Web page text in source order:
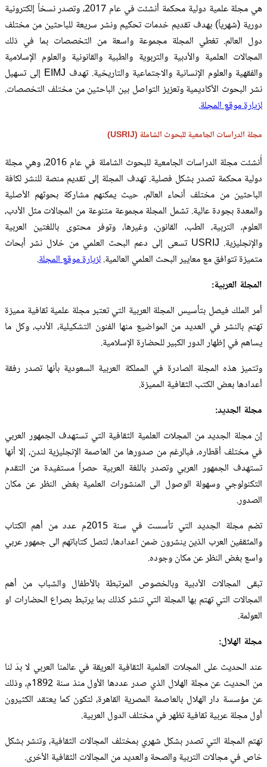
هي مجلة علمية دولية محكمة أنشئت في عام 2017، وتصدر نسخاً إلكترونية
دورية (شهرياً) بهدف تقديم خدمات تحكيم ونشر سريعة للباحثين من مختلف
دول العالم. تغطي المجلة مجموعة واسعة من التخصصات بما في ذلك
المجالات العلمية والأدبية والتربوية والطبية والقانونية والعلوم الإسلامية
والفقهية والعلوم الإنسانية والاجتماعية والتاريخية. تهدف EIMJ إلى تسهيل
نشر البحوث الأكاديمية وتعزيز التواصل بين الباحثين من مختلف التخصصات.
لزيارة موقع المجلة.
مجلة الدراسات الجامعية للبحوث الشاملة (USRIJ)
أُنشئت مجلة الدراسات الجامعية للبحوث الشاملة في عام 2016، وهي مجلة
دولية محكمة تصدر بشكل فصلية. تهدف المجلة إلى تقديم منصة للنشر لكافة
الباحثين من مختلف أنحاء العالم، حيث يمكنهم مشاركة بحوثهم الأصلية
والمعدة بجودة عالية. تشمل المجلة مجموعة متنوعة من المجالات مثل الأدب،
العلوم، التربية، الطب، القانون، وغيرها، وتوفر محتوى باللغتين العربية
والإنجليزية. USRIJ تسعى إلى دعم البحث العلمي من خلال نشر أبحاث
متميزة تتوافق مع معايير البحث العلمي العالمية.لزيارة موقع المجلة.
المجلة العربية:
أمر الملك فيصل بتأسيس المجلة العربية التي تعتبر مجلة علمية ثقافية مميزة
تهتم بالنشر في العديد من المواضيع منها الفنون التشكيلية، الأدب، وكل ما
يساهم في إظهار الدور الكبير للحضارة الإسلامية.
وتتميز هذه المجلة الصادرة في المملكة العربية السعودية بأنها تصدر رفقة
أعدادها بعض الكتب الثقافية المميزة.
مجلة الجديد:
إن مجلة الجديد من المجلات العلمية الثقافية التي تستهدف الجمهور العربي
في مختلف أقطاره، فبالرغم من صدورها من العاصمة الإنجليزية لندن، إلا أنها
تستهدف الجمهور العربي وتصدر باللغة العربية حصراً مستفيدة من التقدم
التكنولوجي وسهولة الوصول الى المنشورات العلمية بغض النظر عن مكان
الصدور.
تضم مجلة الجديد التي تأسست في سنة 2015م عدد من أهم الكتاب
والمثقفين العرب الذين ينشرون ضمن اعدادها، لتصل كتاباتهم الى جمهور عربي
واسع بغض النظر عن مكان وجوده.
تبقى المجالات الأدبية وبالخصوص المرتبطة بالأطفال والشباب من أهم
المجالات التي تهتم بها المجلة التي تنشر كذلك بما يرتبط بصراع الحضارات او
العولمة.
مجلة الهلال:
عند الحديث على المجلات العلمية الثقافية العريقة في عالمنا العربي لا بدّ لنا
من الحديث عن مجلة الهلال الذي صدر عددها الأول منذ سنة 1892م، وذلك
عن مؤسسة دار الهلال بالعاصمة المصرية القاهرة، لتكون كما يعتقد الكثيرون
أول مجلة عربية ثقافية تظهر في مختلف الدول العربية.
تهتم المجلة التي تصدر بشكل شهري بمختلف المجالات الثقافية، وتنشر بشكل
خاص في مجالات التربية والصحة والعديد من المجالات الثقافية الأخرى.